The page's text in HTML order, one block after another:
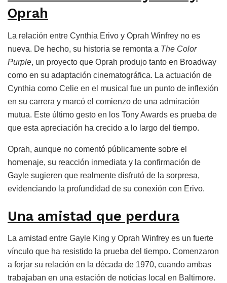
Oprah
La relación entre Cynthia Erivo y Oprah Winfrey no es
nueva. De hecho, su historia se remonta a The Color
Purple, un proyecto que Oprah produjo tanto en Broadway
como en su adaptación cinematográfica. La actuación de
Cynthia como Celie en el musical fue un punto de inflexión
en su carrera y marcó el comienzo de una admiración
mutua. Este último gesto en los Tony Awards es prueba de
que esta apreciación ha crecido a lo largo del tiempo.
Oprah, aunque no comentó públicamente sobre el
homenaje, su reacción inmediata y la confirmación de
Gayle sugieren que realmente disfrutó de la sorpresa,
evidenciando la profundidad de su conexión con Erivo.
Una amistad que perdura
La amistad entre Gayle King y Oprah Winfrey es un fuerte
vínculo que ha resistido la prueba del tiempo. Comenzaron
a forjar su relación en la década de 1970, cuando ambas
trabajaban en una estación de noticias local en Baltimore.